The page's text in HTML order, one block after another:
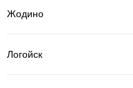
Жодино
Логойск